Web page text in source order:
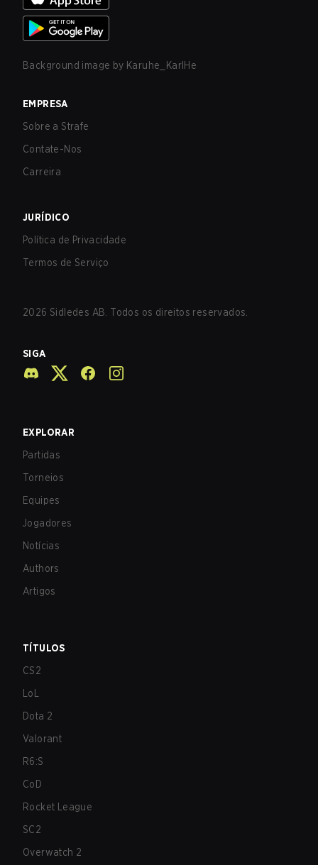
Background image by Karuhe_KarlHe
EMPRESA
Sobre a Strafe
Contate-Nos
Carreira
JURÍDICO
Política de Privacidade
Termos de Serviço
2026 Sidledes AB. Todos os direitos reservados.
SIGA
EXPLORAR
Partidas
Torneios
Equipes
Jogadores
Notícias
Authors
Artigos
TÍTULOS
CS2
LoL
Dota 2
Valorant
R6:S
CoD
Rocket League
SC2
Overwatch 2